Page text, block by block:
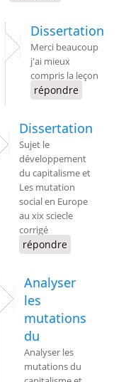
Dissertation
Merci beaucoup
j'ai mieux
compris la leçon
répondre
Dissertation
Sujet le
développement
du capitalisme et
Les mutation
social en Europe
au xix sciecle
corrigé
répondre
Analyser
les
mutations
du
Analyser les
mutations du